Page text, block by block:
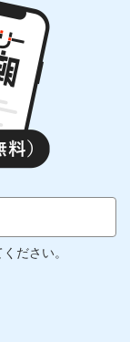
ださい。